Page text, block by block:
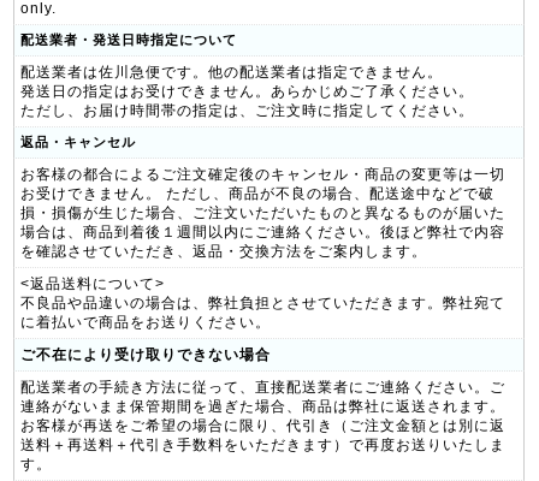
only.
配送業者・発送日時指定について
配送業者は佐川急便です。他の配送業者は指定できません。
発送日の指定はお受けできません。あらかじめご了承ください。
ただし、お届け時間帯の指定は、ご注文時に指定してください。
返品・キャンセル
お客様の都合によるご注文確定後のキャンセル・商品の変更等は一切
お受けできません。 ただし、商品が不良の場合、配送途中などで破
損・損傷が生じた場合、ご注文いただいたものと異なるものが届いた
場合は、商品到着後１週間以内にご連絡ください。後ほど弊社で内容
を確認させていただき、返品・交換方法をご案内します。
<返品送料について>
不良品や品違いの場合は、弊社負担とさせていただきます。弊社宛て
に着払いで商品をお送りください。
ご不在により受け取りできない場合
配送業者の手続き方法に従って、直接配送業者にご連絡ください。ご
連絡がないまま保管期間を過ぎた場合、商品は弊社に返送されます。
お客様が再送をご希望の場合に限り、代引き（ご注文金額とは別に返
送料＋再送料＋代引き手数料をいただきます）で再度お送りいたしま
す。